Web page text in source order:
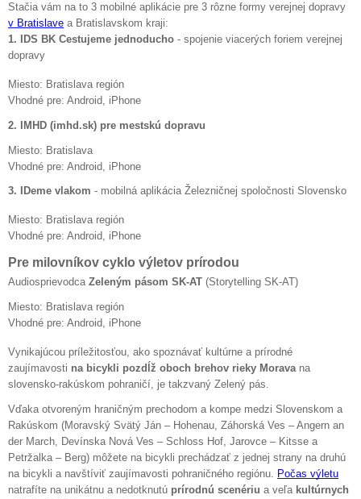
Stačia vám na to 3 mobilné aplikácie pre 3 rôzne formy verejnej dopravy
v Bratislave a Bratislavskom kraji:
1. IDS BK Cestujeme jednoducho - spojenie viacerých foriem verejnej
dopravy
Miesto: Bratislava región
Vhodné pre: Android, iPhone
2. IMHD (imhd.sk) pre mestskú dopravu
Miesto: Bratislava
Vhodné pre: Android, iPhone
3. IDeme vlakom - mobilná aplikácia Železničnej spoločnosti Slovensko
Miesto: Bratislava región
Vhodné pre: Android, iPhone
Pre milovníkov cyklo výletov prírodou
Audiosprievodca Zeleným pásom SK-AT (Storytelling SK-AT)
Miesto: Bratislava región
Vhodné pre: Android, iPhone
Vynikajúcou príležitosťou, ako spoznávať kultúrne a prírodné
zaujímavosti na bicykli pozdĺž oboch brehov rieky Moravana
slovensko-rakúskom pohraničí, je takzvaný Zelený pás.
Vďaka otvoreným hraničným prechodom a kompe medzi Slovenskom a
Rakúskom (Moravský Svätý Ján – Hohenau, Záhorská Ves – Angern an
der March, Devínska Nová Ves – Schloss Hof, Jarovce – Kitsse a
Petržalka – Berg) môžete na bicykli prechádzať z jednej strany na druhú
na bicykli a navštíviť zaujímavosti pohraničného regiónu. Počas výletu
natrafíte na unikátnu a nedotknutú prírodnú scenériu a veľa kultúrnych